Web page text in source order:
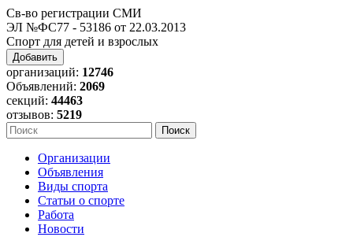
Св-во регистрации СМИ
ЭЛ №ФС77 - 53186 от 22.03.2013
Спорт для детей и взрослых
Добавить
организаций: 12746
Объявлений: 2069
секций: 44463
отзывов: 5219
Организации
Объявления
Виды спорта
Статьи о спорте
Работа
Новости